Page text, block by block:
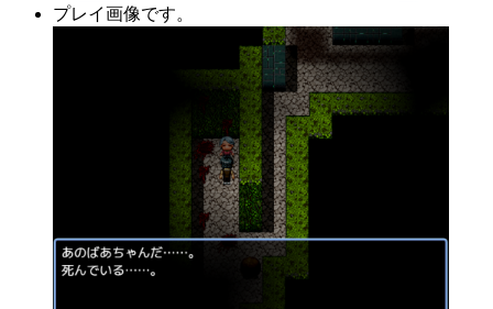
プレイ画像です。